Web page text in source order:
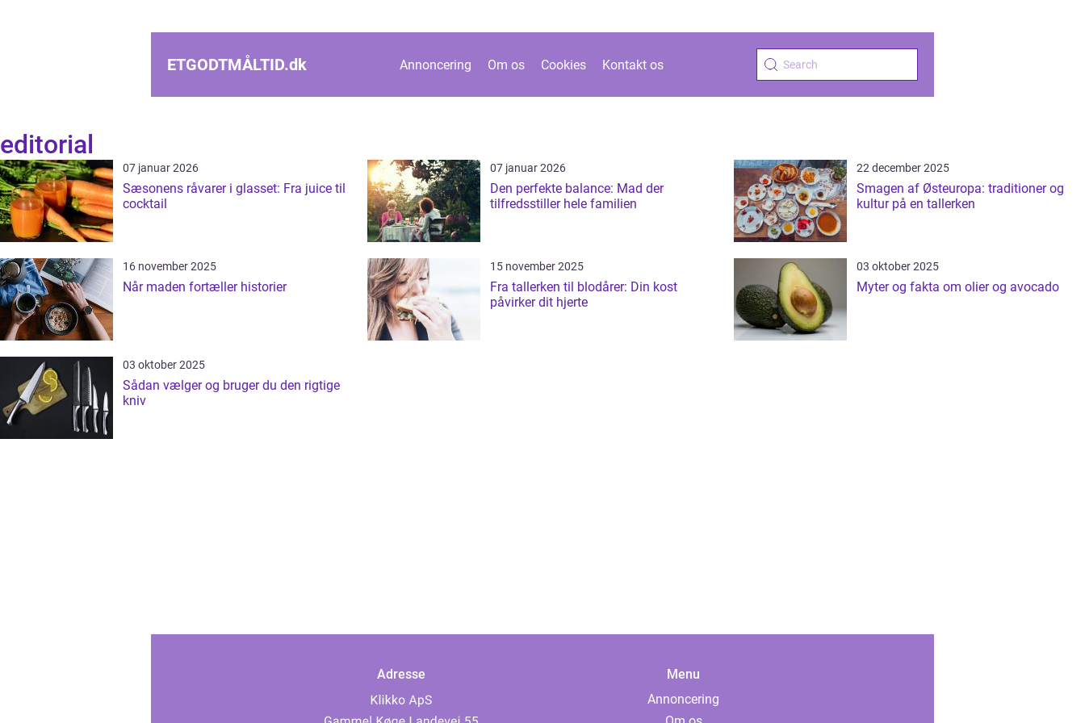
ETGODTMÅLTID.dk Annoncering Om os Cookies Kontakt os
editorial
07 januar 2026
Sæsonens råvarer i glasset: Fra juice til
cocktail
07 januar 2026
Den perfekte balance: Mad der
tilfredsstiller hele familien
22 december 2025
Smagen af Østeuropa: traditioner og
kultur på en tallerken
16 november 2025
Når maden fortæller historier
15 november 2025
Fra tallerken til blodårer: Din kost
påvirker dit hjerte
03 oktober 2025
Myter og fakta om olier og avocado
03 oktober 2025
Sådan vælger og bruger du den rigtige
kniv
Adresse
Menu
Annoncering